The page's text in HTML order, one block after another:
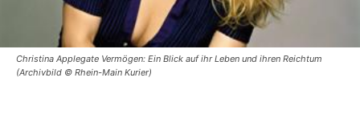
Christina Applegate Vermögen: Ein Blick auf ihr Leben und ihren Reichtum
(Archivbild © Rhein-Main Kurier)